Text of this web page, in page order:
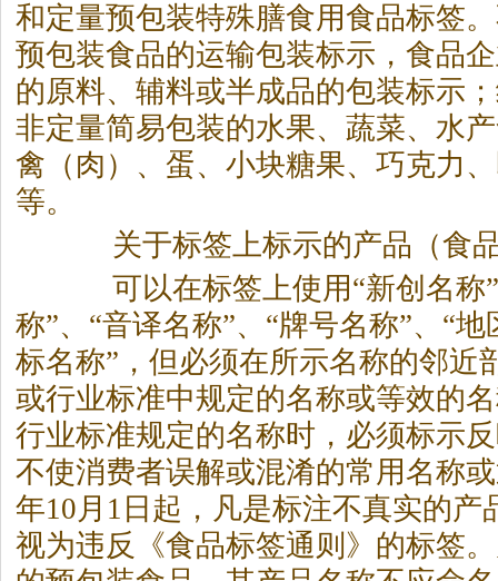
和定量预包装特殊膳食用食品标签
预包装食品的运输包装标示，食品
的原料、辅料或半成品的包装标示
非定量简易包装的水果、蔬菜、水
禽（肉）、蛋、小块糖果、巧克力
等。
关于标签上标示的产品（食
可以在标签上使用“新创名称”
称”、“音译名称”、“牌号名称”、“
标名称”，但必须在所示名称的邻近
或行业标准中规定的名称或等效的
行业标准规定的名称时，必须标示
不使消费者误解或混淆的常用名称
年10月1日起，凡是标注不真实的产
视为违反《食品标签通则》的标签